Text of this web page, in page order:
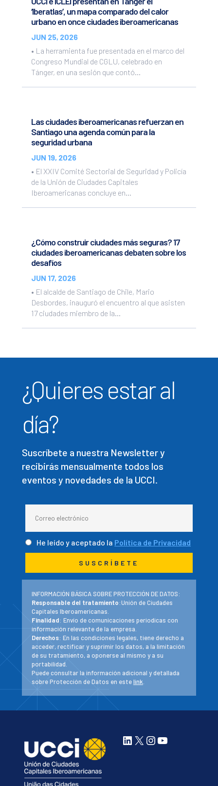
‘Iberatlas’, un mapa comparado del calor
urbano en once ciudades iberoamericanas
JUN 25, 2026
• La herramienta fue presentada en el marco del
Congreso Mundial de CGLU, celebrado en
Tánger, en una sesión que contó...
Las ciudades iberoamericanas refuerzan en
Santiago una agenda común para la
seguridad urbana
JUN 19, 2026
• El XXIV Comité Sectorial de Seguridad y Policía
de la Unión de Ciudades Capitales
Iberoamericanas concluye en...
¿Cómo construir ciudades más seguras? 17
ciudades iberoamericanas debaten sobre los
desafíos
JUN 17, 2026
• El alcalde de Santiago de Chile, Mario
Desbordes, inauguró el encuentro al que asisten
17 ciudades miembro de la...
¿Quieres estar al
día?
Suscríbete a nuestra Newsletter y
recibirás mensualmente todos los
eventos y novedades de la UCCI.
He leído y aceptado la Política de Privacidad
INFORMACIÓN BÁSICA SOBRE PROTECCIÓN DE DATOS:
Responsable del tratamiento:Unión de Ciudades
Capitales Iberoamericanas.
Finalidad: Envío de comunicaciones periodicas con
información relevante de la empresa.
Derechos: En las condiciones legales, tiene derecho a
acceder, rectificar y suprimir los datos, a la limitación
de su tratamiento, a oponerse al mismo y a su
portabilidad.
Puede consultar la información adicional y detallada
sobre Protección de Datos en estelink
LinkedIn
X Instagram
YouTube